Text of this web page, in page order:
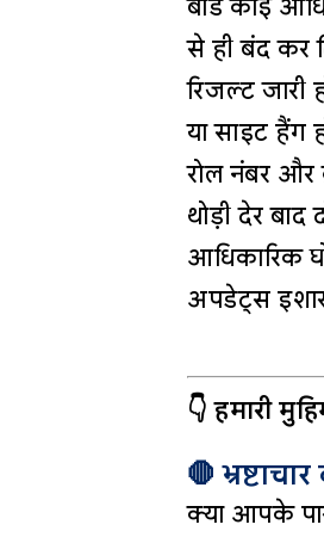
बोर्ड कोई
से ही बंद कर
रिजल्ट
या साइट हैंग
रोल नंबर और
थोड़ी देर बाद
आधिकारिक
अपडेट्स
👇 हमारी
🛑
क्या आपके